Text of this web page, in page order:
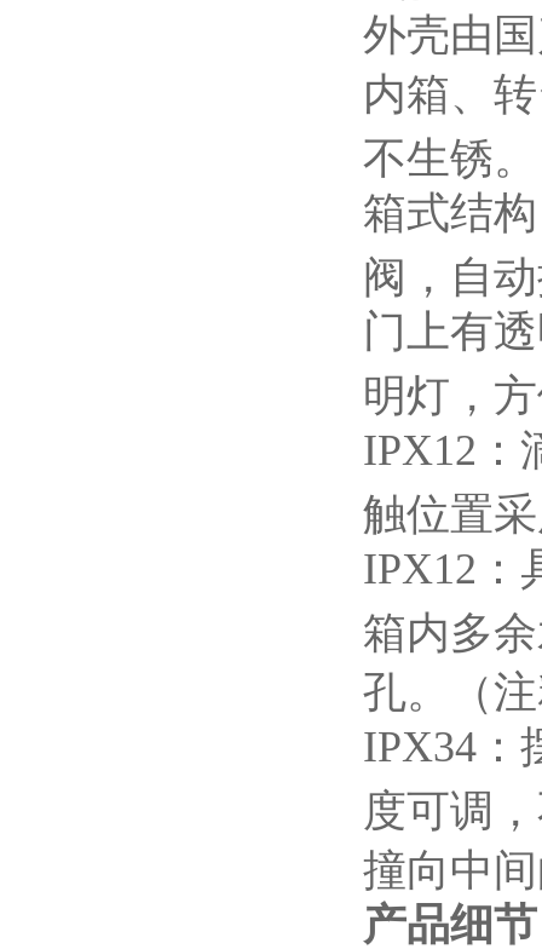
外壳由
内箱、
不生锈。
箱式结
阀，自
门上有
明灯，
IPX12
触位置
IPX12
箱内多
孔。（
IPX34
度可调
撞向中
产品细节